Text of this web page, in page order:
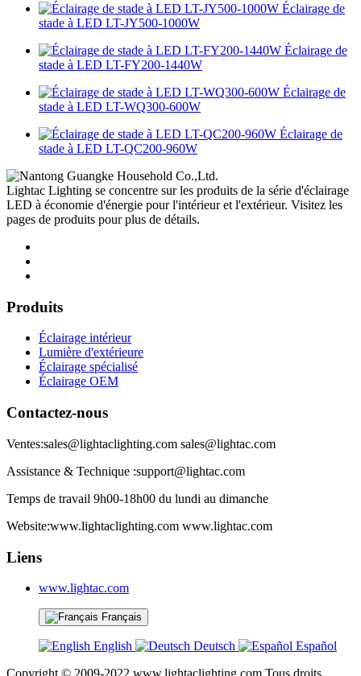
Éclairage de
stade à LED LT-JY500-1000W
Éclairage de
stade à LED LT-FY200-1440W
Éclairage de
stade à LED LT-WQ300-600W
Éclairage de
stade à LED LT-QC200-960W
Lightac Lighting se concentre sur les produits de la série d'éclairage
LED à économie d'énergie pour l'intérieur et l'extérieur. Visitez les
pages de produits pour plus de détails.
Produits
Éclairage intérieur
Lumière d'extérieure
Éclairage spécialisé
Éclairage OEM
Contactez-nous
Ventes:sales@lightaclighting.com sales@lightac.com
Assistance & Technique :support@lightac.com
Temps de travail 9h00-18h00 du lundi au dimanche
Website:www.lightaclighting.com www.lightac.com
Liens
www.lightac.com
Français
English Deutsch
Español